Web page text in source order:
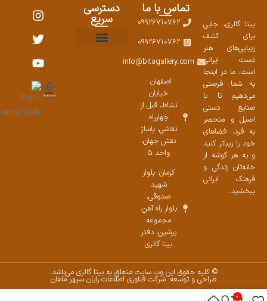
بیتا گالری، جایی
برای کشف
زیبایی‌های هنر
دست ایرانی
است. ما در اینجا
به شما فرصتی
می‌دهیم تا با
صنایع دستی
اصیل و منحصر
به فرد، فضاهای
خود را زیباتر کنید
و به هر گوشه از
خانه‌تان زندگی و
فرهنگ ایرانی
ببخشید.
تماس با ما
09926710762
09926710762
info@bitagallery.com
اصفهان :
خیابان
نشاط، قبل از
چهارراه
نقاشی، پاساژ
نقش جهان،
واحد 5
کرمان: بلوار
شهید
صدوقی،
بلوار راه آهن،
مجموعه
پرشین،‌ دفتر
بیتا گالری
دسترسی
سریع
© کلیه حقوق این وب سایت متعلق به بیتا گالری می‌باشد.
طراحی و توسعه: شرکت فناوری اطلاعات رایان سپهر ماهان
0